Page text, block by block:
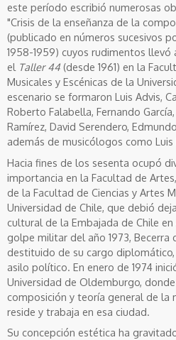
este período escribió numerosas
"Crisis de la enseñanza de la
(publicado en números sucesivos
1958-1959) cuyos rudimentos
el Taller 44 (desde 1961) en la
Musicales y Escénicas de la
escenario se formaron Luis Advis,
Roberto Falabella, Fernando
Ramírez, David Serendero,
además de musicólogos como
Hacia fines de los sesenta ocupó
importancia en la Facultad de
de la Facultad de Ciencias y Artes
Universidad de Chile, que debió
cultural de la Embajada de Chile
golpe militar del año 1973, Becerra
destituido de su cargo
asilo político. En enero de 1974
Universidad de Oldemburgo,
composición y teoría general de la
reside y trabaja en esa ciudad.
Su concepción estética ha